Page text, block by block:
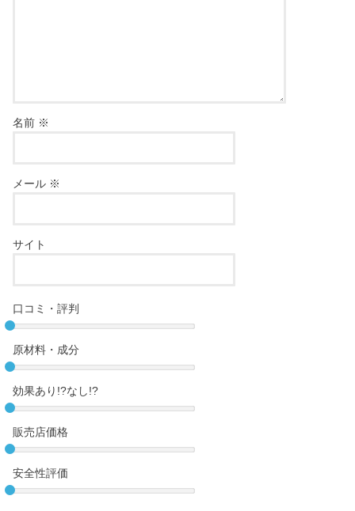
名前 ※
メール ※
サイト
口コミ・評判
原材料・成分
効果あり!?なし!?
販売店価格
安全性評価